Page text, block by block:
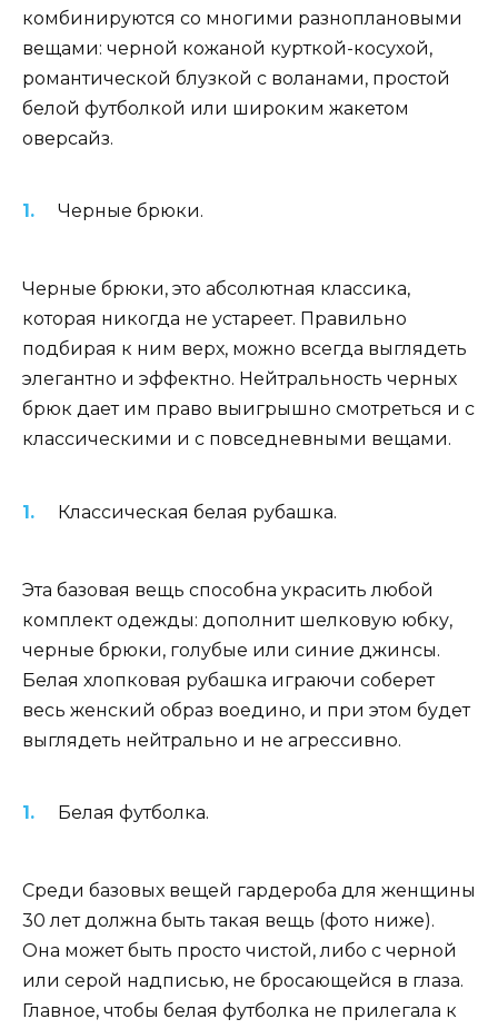
комбинируются со многими разноплановыми
вещами: черной кожаной курткой-косухой,
романтической блузкой с воланами, простой
белой футболкой или широким жакетом
оверсайз.
Черные брюки.
Черные брюки, это абсолютная классика,
которая никогда не устареет. Правильно
подбирая к ним верх, можно всегда выглядеть
элегантно и эффектно. Нейтральность черных
брюк дает им право выигрышно смотреться и с
классическими и с повседневными вещами.
Классическая белая рубашка.
Эта базовая вещь способна украсить любой
комплект одежды: дополнит шелковую юбку,
черные брюки, голубые или синие джинсы.
Белая хлопковая рубашка играючи соберет
весь женский образ воедино, и при этом будет
выглядеть нейтрально и не агрессивно.
Белая футболка.
Среди базовых вещей гардероба для женщины
30 лет должна быть такая вещь (фото ниже).
Она может быть просто чистой, либо с черной
или серой надписью, не бросающейся в глаза.
Главное, чтобы белая футболка не прилегала к